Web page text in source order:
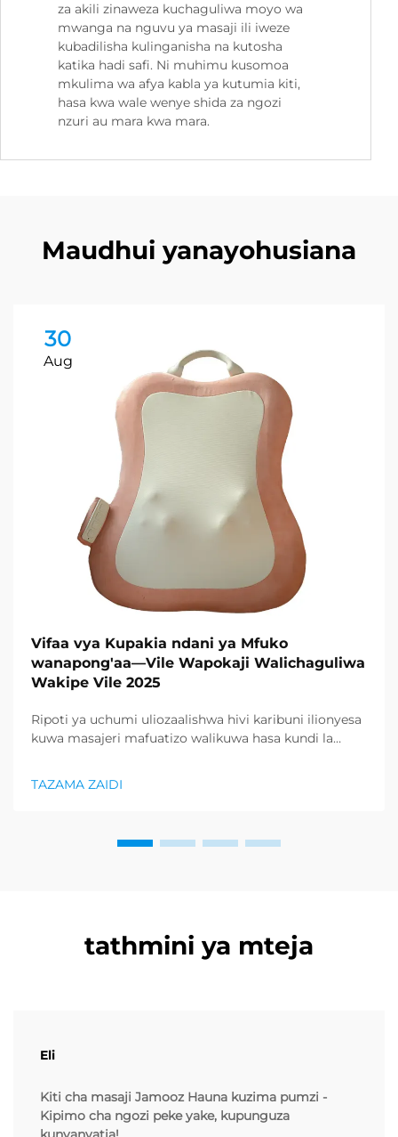
za akili zinaweza kuchaguliwa moyo wa
mwanga na nguvu ya masaji ili iweze
kubadilisha kulinganisha na kutosha
katika hadi safi. Ni muhimu kusomoa
mkulima wa afya kabla ya kutumia kiti,
hasa kwa wale wenye shida za ngozi
nzuri au mara kwa mara.
Maudhui yanayohusiana
30
Aug
Vifaa vya Kupakia ndani ya Mfuko
wanapong'aa—Vile Wapokaji Walichaguliwa
Wakipe Vile 2025
Ripoti ya uchumi uliozaalishwa hivi karibuni ilionyesa
kuwa masajeri mafuatizo walikuwa hasa kundi la
kurejesha. Wakuzaji wamekuwa wamefahamu ...
TAZAMA ZAIDI
tathmini ya mteja
Eli
Kiti cha masaji Jamooz Hauna kuzima pumzi -
Kipimo cha ngozi peke yake, kupunguza